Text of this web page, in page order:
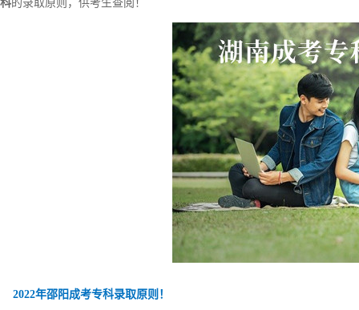
科的录取原则，供考生查阅！
2022年邵阳成考专科录取原则！